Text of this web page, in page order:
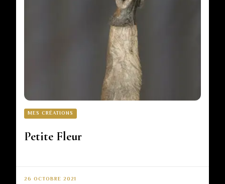
MES CRÉATIONS
Petite Fleur
26 OCTOBRE 2021